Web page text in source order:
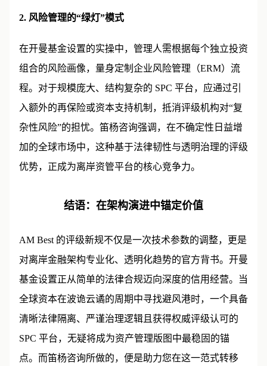
2. 风险管理的“绿灯”模式
在开曼基金设置的实操中，管理人需根据每个独立投资
组合的风险画像，量身定制企业风险管理（ERM）流
程。对于规模庞大、结构复杂的 SPC 平台，应通过引
入额外的再保险或资本支持机制，抵消评级机构对“复
杂性风险”的担忧。笛杨咨询强调，在不确定性日益增
加的全球市场中，这种基于法律韧性与透明治理的评级
优势，正成为离岸资管平台的核心竞争力。
结语：在架构演进中锚定价值
AM Best 的评级新规不仅是一次技术参数的调整，更是
对离岸金融架构专业化、透明化趋势的官方背书。开曼
基金设置正从简单的法律合规迈向深度的信用经营。当
全球资本在波诡云谲的周期中寻找避风港时，一个具备
清晰法律隔离、严谨治理逻辑且获得权威评级认可的
SPC 平台，无疑将成为资产管理版图中最稳固的锚
点。而笛杨咨询所做的，便是助力您在这一范式转移